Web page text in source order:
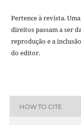
Pertence à revista.
direitos passam a ser
reprodução e a
do editor.
HOW TO CITE